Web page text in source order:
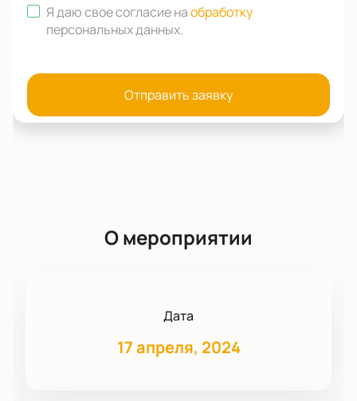
Я даю свое согласие наобработку
персональных данных.
Отправить заявку
О мероприятии
Дата
17 апреля, 2024